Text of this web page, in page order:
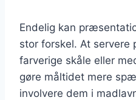
Endelig kan
stor forskel. At servere
farverige skåle eller
gøre måltidet mere
involvere dem i